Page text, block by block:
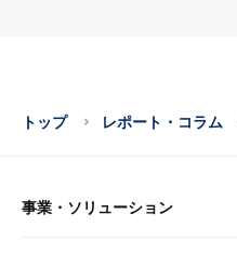
トップ レポート・コラム
事業・ソリューション